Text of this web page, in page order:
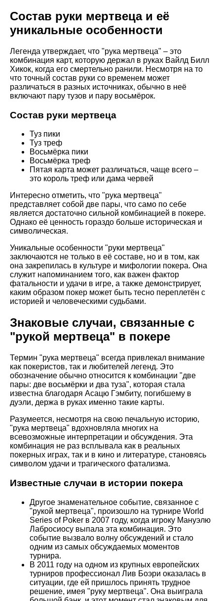
Состав руки мертвеца и её
уникальные особенности
Легенда утверждает, что "рука мертвеца" – это
комбинация карт, которую держал в руках Вайлд Билл
Хикок, когда его смертельно ранили. Несмотря на то
что точный состав руки со временем может
различаться в разных источниках, обычно в неё
включают пару тузов и пару восьмёрок.
Состав руки мертвеца
Туз пики
Туз треф
Восьмёрка пики
Восьмёрка треф
Пятая карта может различаться, чаще всего –
это король треф или дама червей
Интересно отметить, что "рука мертвеца"
представляет собой две пары, что само по себе
является достаточно сильной комбинацией в покере.
Однако её ценность гораздо больше историческая и
символическая.
Уникальные особенности "руки мертвеца"
заключаются не только в её составе, но и в том, как
она закрепилась в культуре и мифологии покера. Она
служит напоминанием того, как важен фактор
фатальности и удачи в игре, а также демонстрирует,
каким образом покер может быть тесно переплетён с
историей и человеческими судьбами.
Знаковые случаи, связанные с
"рукой мертвеца" в покере
Термин "рука мертвеца" всегда привлекал внимание
как покеристов, так и любителей легенд. Это
обозначение обычно относится к комбинации "две
пары: две восьмёрки и два туза", которая стала
известна благодаря Асацю Гэмбиту, погибшему в
дуэли, держа в руках именно такие карты.
Разумеется, несмотря на свою печальную историю,
"рука мертвеца" вдохновляла многих на
всевозможные интерпретации и обсуждения. Эта
комбинация не раз всплывала как в реальных
покерных играх, так и в кино и литературе, становясь
символом удачи и трагического фатализма.
Известные случаи в истории покера
Другое знаменательное событие, связанное с
"рукой мертвеца", произошло на турнире World
Series of Poker в 2007 году, когда игроку Мануэлю
Лабросиосу выпала эта комбинация. Это
событие вызвало волну обсуждений и стало
одним из самых обсуждаемых моментов
турнира.
В 2011 году на одном из крупных европейских
турниров профессионал Лив Боэри оказалась в
ситуации, где ей пришлось принять трудное
решение, имея "руку мертвеца". Она выиграла